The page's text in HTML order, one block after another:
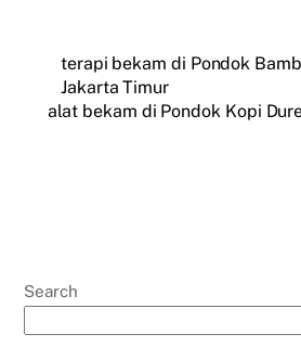
terapi bekam di Pondok
Jakarta Timur
alat bekam di Pondok Kopi
Search